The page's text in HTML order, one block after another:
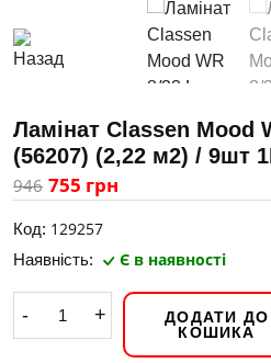
Ламінат Classen Mood
(56207) (2,22 м2) / 9шт
946 755 грн
Код: 129257
Наявність: Є в наявності
- +
ДОДАТИ ДО
КОШИКА